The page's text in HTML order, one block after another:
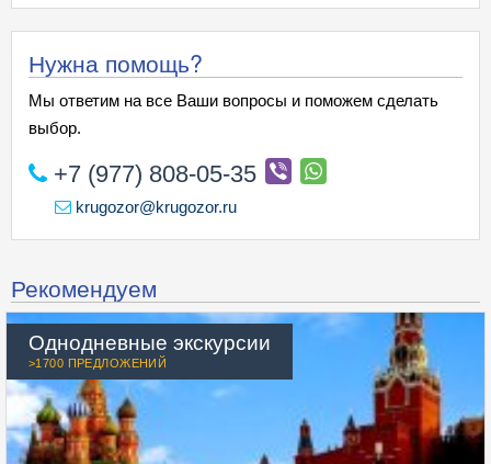
Нужна помощь?
Мы ответим на все Ваши вопросы и поможем сделать
выбор.
+7 (977) 808-05-35
krugozor@krugozor.ru
Рекомендуем
Однодневные экскурсии
>1700 ПРЕДЛОЖЕНИЙ